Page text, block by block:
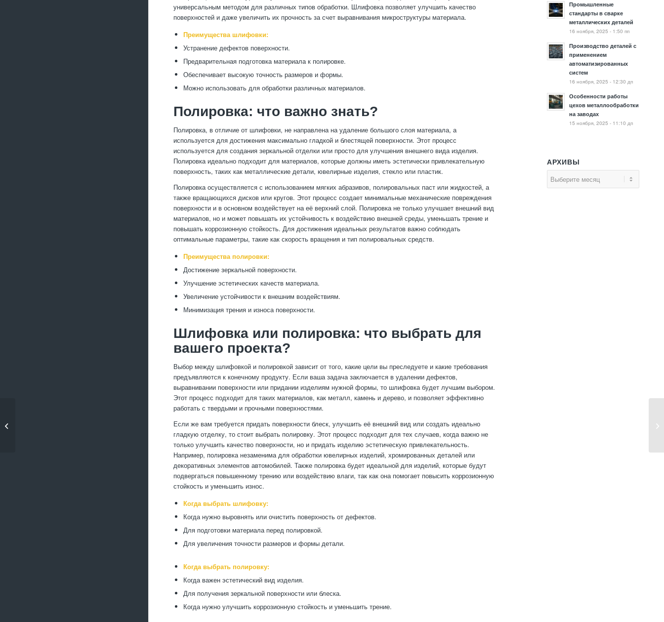
универсальным методом для различных типов обработки. Шлифовка позволяет улучшить качество
поверхностей и даже увеличить их прочность за счет выравнивания микроструктуры материала.
Преимущества шлифовки:
Устранение дефектов поверхности.
Предварительная подготовка материала к полировке.
Обеспечивает высокую точность размеров и формы.
Можно использовать для обработки различных материалов.
Полировка: что важно знать?
Полировка, в отличие от шлифовки, не направлена на удаление большого слоя материала, а
используется для достижения максимально гладкой и блестящей поверхности. Этот процесс
используется для создания зеркальной отделки или просто для улучшения внешнего вида изделия.
Полировка идеально подходит для материалов, которые должны иметь эстетически привлекательную
поверхность, таких как металлические детали, ювелирные изделия, стекло или пластик.
Полировка осуществляется с использованием мягких абразивов, полировальных паст или жидкостей, а
также вращающихся дисков или кругов. Этот процесс создает минимальные механические повреждения
поверхности и в основном воздействует на её верхний слой. Полировка не только улучшает внешний вид
материалов, но и может повышать их устойчивость к воздействию внешней среды, уменьшать трение и
повышать коррозионную стойкость. Для достижения идеальных результатов важно соблюдать
оптимальные параметры, такие как скорость вращения и тип полировальных средств.
Преимущества полировки:
Достижение зеркальной поверхности.
Улучшение эстетических качеств материала.
Увеличение устойчивости к внешним воздействиям.
Минимизация трения и износа поверхности.
Шлифовка или полировка: что выбрать для
вашего проекта?
Выбор между шлифовкой и полировкой зависит от того, какие цели вы преследуете и какие требования
предъявляются к конечному продукту. Если ваша задача заключается в удалении дефектов,
выравнивании поверхности или придании изделиям нужной формы, то шлифовка будет лучшим выбором.
Этот процесс подходит для таких материалов, как металл, камень и дерево, и позволяет эффективно
работать с твердыми и прочными поверхностями.
Если же вам требуется придать поверхности блеск, улучшить её внешний вид или создать идеально
гладкую отделку, то стоит выбрать полировку. Этот процесс подходит для тех случаев, когда важно не
только улучшить качество поверхности, но и придать изделию эстетическую привлекательность.
Например, полировка незаменима для обработки ювелирных изделий, хромированных деталей или
декоративных элементов автомобилей. Также полировка будет идеальной для изделий, которые будут
подвергаться повышенному трению или воздействию влаги, так как она помогает повысить коррозионную
стойкость и уменьшить износ.
Когда выбрать шлифовку:
Когда нужно выровнять или очистить поверхность от дефектов.
Для подготовки материала перед полировкой.
Для увеличения точности размеров и формы детали.
Когда выбрать полировку:
Когда важен эстетический вид изделия.
Для получения зеркальной поверхности или блеска.
Когда нужно улучшить коррозионную стойкость и уменьшить трение.
Промышленные
стандарты в сварке
металлических деталей
16 ноября, 2025 - 1:50 пп
Производство деталей с
применением
автоматизированных
систем
16 ноября, 2025 - 12:30 дп
Особенности работы
цехов металлообработки
на заводах
15 ноября, 2025 - 11:10 дп
АРХИВЫ